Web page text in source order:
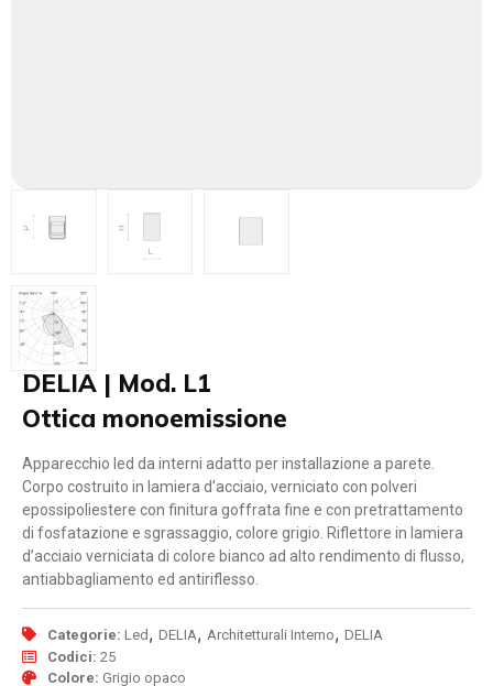
DELIA | Mod. L1
Ottica monoemissione
Apparecchio led da interni adatto per installazione a parete.
Corpo costruito in lamiera d’acciaio, verniciato con polveri
epossipoliestere con finitura goffrata fine e con pretrattamento
di fosfatazione e sgrassaggio, colore grigio. Riflettore in lamiera
d’acciaio verniciata di colore bianco ad alto rendimento di flusso,
antiabbagliamento ed antiriflesso.
Categorie: Led , DELIA, Architetturali Interno, DELIA
Codici: 25
Colore: Grigio opaco